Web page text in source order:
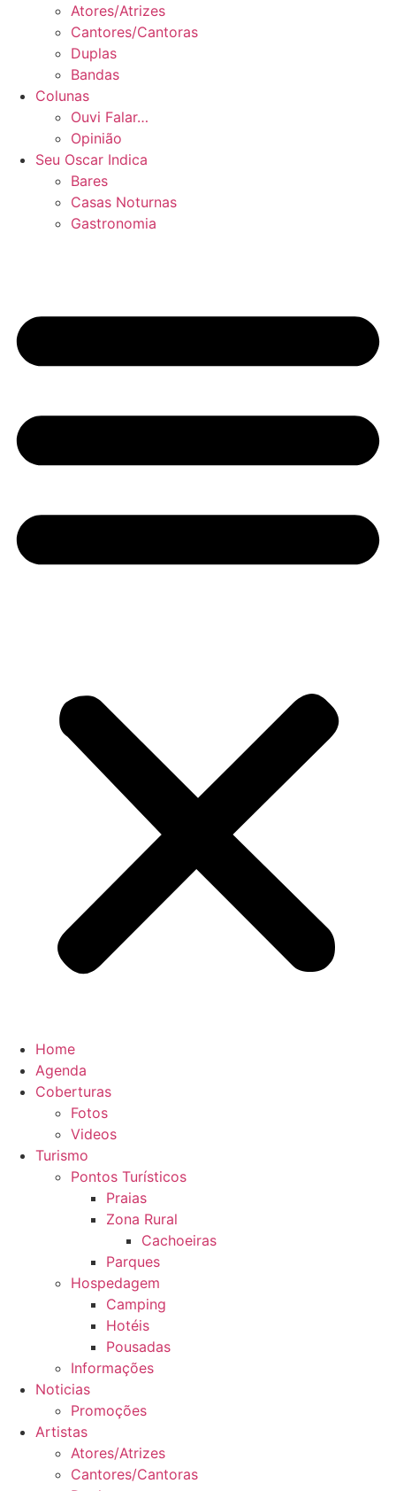
Atores/Atrizes
Cantores/Cantoras
Duplas
Bandas
Colunas
Ouvi Falar…
Opinião
Seu Oscar Indica
Bares
Casas Noturnas
Gastronomia
Home
Agenda
Coberturas
Fotos
Videos
Turismo
Pontos Turísticos
Praias
Zona Rural
Cachoeiras
Parques
Hospedagem
Camping
Hotéis
Pousadas
Informações
Noticias
Promoções
Artistas
Atores/Atrizes
Cantores/Cantoras